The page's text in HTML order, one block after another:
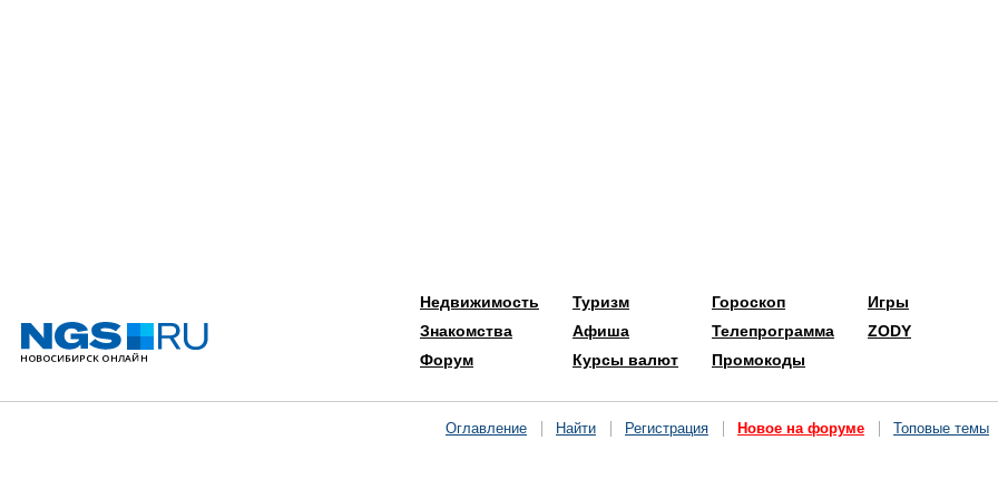
Недвижимость
Знакомства
Форум
Туризм
Афиша
Курсы валют
Гороскоп
Телепрограмма
Промокоды
Игры
ZODY
Оглавление Найти Регистрация Новое на форуме Топовые темы